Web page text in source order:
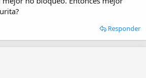
Responder